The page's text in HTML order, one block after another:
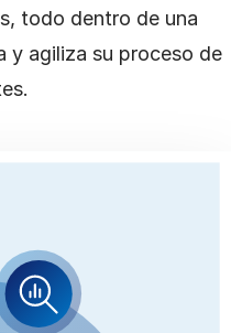
todo dentro de una
y agiliza su proceso de